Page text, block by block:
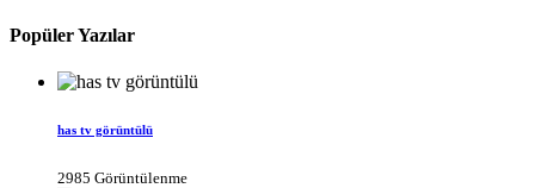
Popüler Yazılar
has tv görüntülü
2985 Görüntülenme